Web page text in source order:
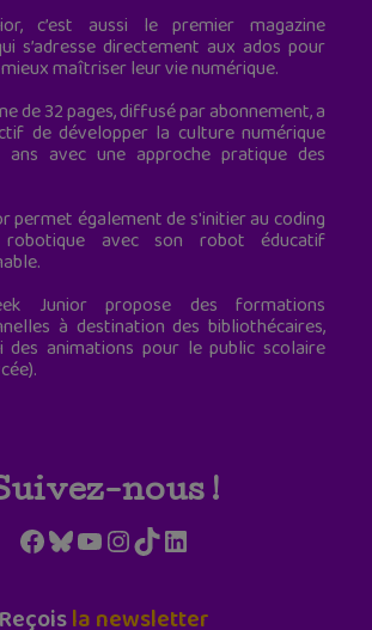
c’est aussi le premier magazine
s’adresse directement aux ados pour
maîtriser leur vie numérique.
de 32 pages, diffusé par abonnement, a
de développer la culture numérique
ans avec une approche pratique des
permet également de s'initier au coding
avec son robot éducatif
Junior propose des formations
à destination des bibliothécaires,
des animations pour le public scolaire
nous !
Facebook
Bluesky
YouTube
Instagram
TikTokLinkedIn
Reçoisla newsletter